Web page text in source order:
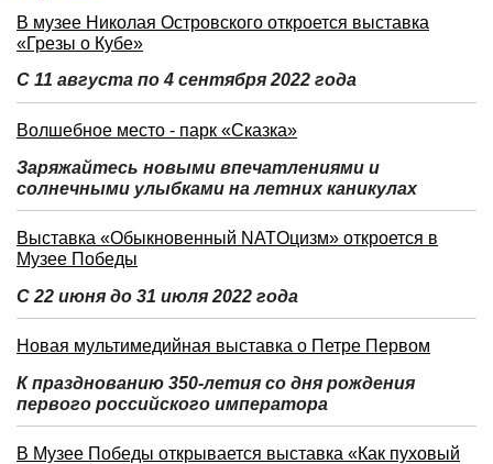
В музее Николая Островского откроется выставка
«Грезы о Кубе»
С 11 августа по 4 сентября 2022 года
Волшебное место - парк «Сказка»
Заряжайтесь новыми впечатлениями и
солнечными улыбками на летних каникулах
Выставка «Обыкновенный NATOцизм» откроется в
Музее Победы
С 22 июня до 31 июля 2022 года
Новая мультимедийная выставка о Петре Первом
К празднованию 350-летия со дня рождения
первого российского императора
В Музее Победы открывается выставка «Как пуховый